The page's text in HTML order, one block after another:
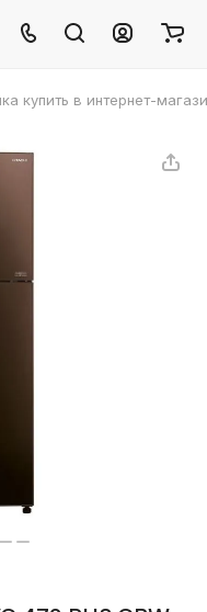
купить в интернет-